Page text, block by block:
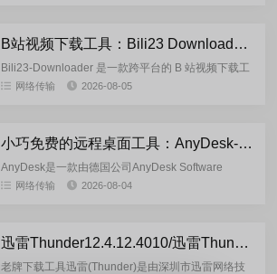
B站视频下载工具：Bili23 Downloader-v2.12.0 开源免费版
Bili23-Downloader 是一款跨平台的 B 站视频下载工
具，兼容 Windows（含 Win7）、Linux 和 macOS。
网络传输 2026-08-05
小巧免费的远程桌面工具：AnyDesk-9.7.13.0 单文件个人版
AnyDesk是一款由德国公司AnyDesk Software
GmbH开发的远程桌面软件。用户可以通过该软件远
网络传输 2026-08-04
迅雷Thunder12.4.12.4010/迅雷Thunder17 25.0.91.1602 去广告绿色精简版
老牌下载工具迅雷(Thunder)是由深圳市迅雷网络技